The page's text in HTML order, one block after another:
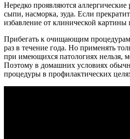
Нередко проявляются
сыпи, насморка, зуда. Если
избавление от клинической картины
Прибегать к очищающим
раз в течение года. Но применять
при имеющихся патологиях нельзя,
Поэтому в домашних условиях
процедуры в профилактических